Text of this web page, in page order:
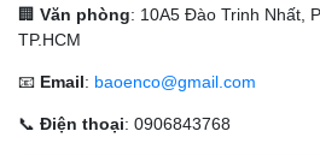
🏢 Văn phòng: 10A5 Đào Trinh Nhất,
TP.HCM
📧 Email: baoenco@gmail.com
📞 Điện thoại: 0906843768